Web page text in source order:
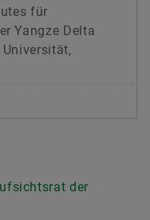
für
Yangze Delta
der